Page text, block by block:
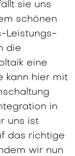
sie uns
schönen
Leistungs-
die
eine
kann hier mit
in
uns ist
das richtige
wir nun